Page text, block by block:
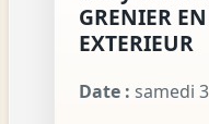
GRENIER
EXTERIEUR
Date : samedi